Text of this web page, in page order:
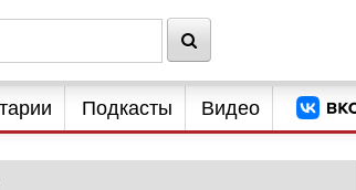
Подкасты Видео